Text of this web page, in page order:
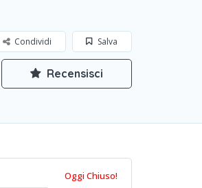
Salva
Condividi
Recensisci
Oggi Chiuso!